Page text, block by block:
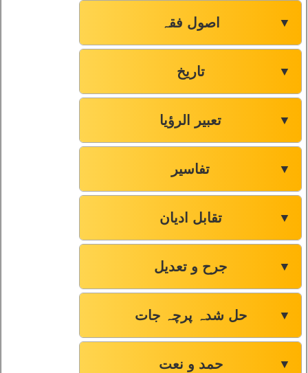
اصول فقہ ▼
تاریخ ▼
تعبیر الرؤیا ▼
تفاسیر ▼
تقابل ادیان ▼
جرح و تعدیل ▼
حل شدہ پرچہ جات ▼
حمد و نعت ▼